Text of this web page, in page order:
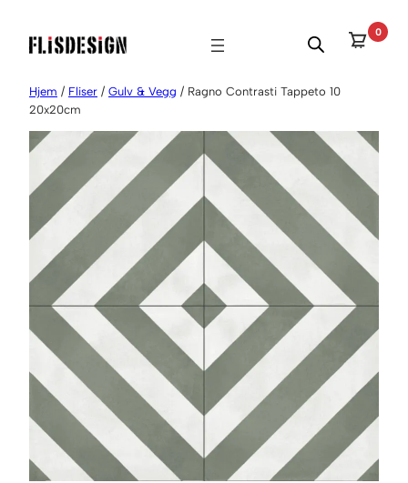
innhold
0
Hjem / Fliser / Gulv & Vegg / Ragno Contrasti Tappeto 10
20x20cm